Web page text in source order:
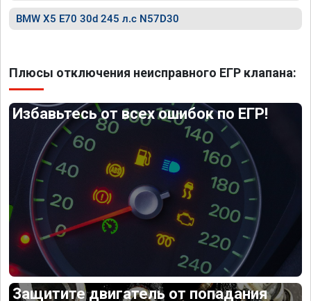
BMW X5 E70 30d 245 л.с N57D30
Плюсы отключения неисправного ЕГР клапана:
Избавьтесь от всех ошибок по ЕГР!
Защитите двигатель от попадания